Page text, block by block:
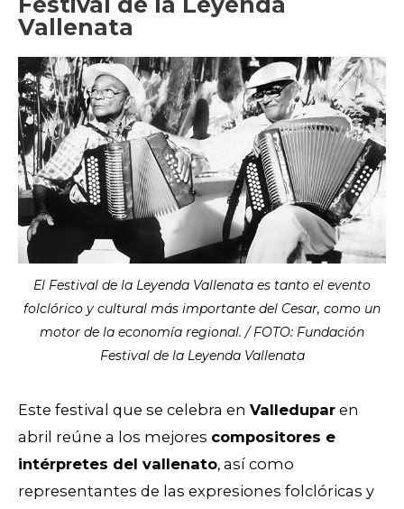
Vallenata
El Festival de la Leyenda Vallenata es tanto el evento
folclórico y cultural más importante del Cesar, como un
motor de la economía regional. / FOTO: Fundación
Festival de la Leyenda Vallenata
Este festival que se celebra en Valledupar en
abril reúne a los mejores compositores e
intérpretes del vallenato, así como
representantes de las expresiones folclóricas y